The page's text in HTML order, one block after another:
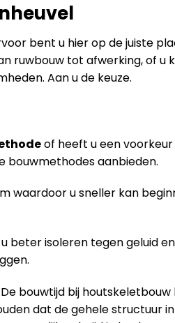
bent u hier op de juiste
ruwbouw tot afwerking, of u
Aan u de keuze.
of heeft u een
bouwmethodes aanbieden.
waardoor u sneller kan
beter isoleren tegen geluid
bouwtijd bij
dat de gehele structuur